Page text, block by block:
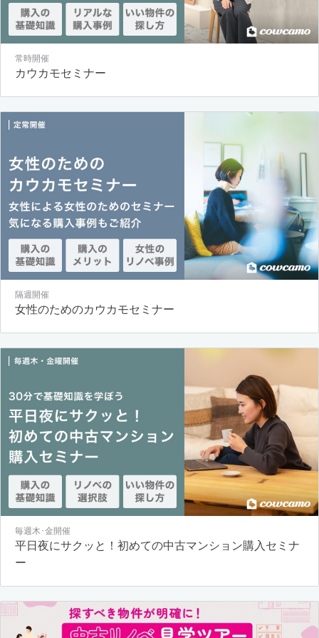
常時開催
カウカモセミナー
隔週開催
女性のためのカウカモセミナー
毎週木･金開催
平日夜にサクッと！初めての中古マンション購入セミナ
ー